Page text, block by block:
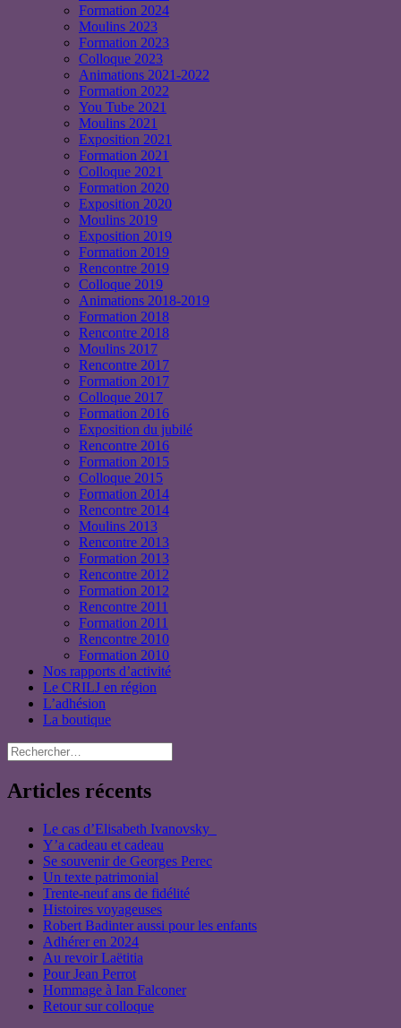
Formation 2024
Moulins 2023
Formation 2023
Colloque 2023
Animations 2021-2022
Formation 2022
You Tube 2021
Moulins 2021
Exposition 2021
Formation 2021
Colloque 2021
Formation 2020
Exposition 2020
Moulins 2019
Exposition 2019
Formation 2019
Rencontre 2019
Colloque 2019
Animations 2018-2019
Formation 2018
Rencontre 2018
Moulins 2017
Rencontre 2017
Formation 2017
Colloque 2017
Formation 2016
Exposition du jubilé
Rencontre 2016
Formation 2015
Colloque 2015
Formation 2014
Rencontre 2014
Moulins 2013
Rencontre 2013
Formation 2013
Rencontre 2012
Formation 2012
Rencontre 2011
Formation 2011
Rencontre 2010
Formation 2010
Nos rapports d’activité
Le CRILJ en région
L’adhésion
La boutique
Rechercher :
Articles récents
Le cas d’Elisabeth Ivanovsky
Y’a cadeau et cadeau
Se souvenir de Georges Perec
Un texte patrimonial
Trente-neuf ans de fidélité
Histoires voyageuses
Robert Badinter aussi pour les enfants
Adhérer en 2024
Au revoir Laëtitia
Pour Jean Perrot
Hommage à Ian Falconer
Retour sur colloque